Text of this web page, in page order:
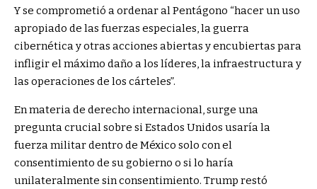
Y se comprometió a ordenar al Pentágono “hacer un uso
apropiado de las fuerzas especiales, la guerra
cibernética y otras acciones abiertas y encubiertas para
infligir el máximo daño a los líderes, la infraestructura y
las operaciones de los cárteles”.
En materia de derecho internacional, surge una
pregunta crucial sobre si Estados Unidos usaría la
fuerza militar dentro de México solo con el
consentimiento de su gobierno o si lo haría
unilateralmente sin consentimiento. Trump restó